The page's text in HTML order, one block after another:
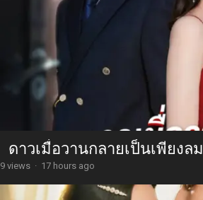
ดาวเมื่อวานกลายเป็นเพียงลม
9 views · 17 hours ago